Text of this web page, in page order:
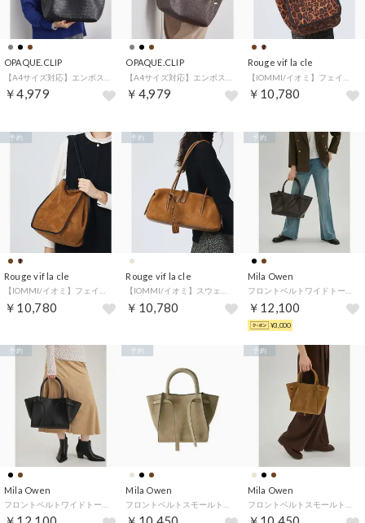
OPAQUE.CLIP
￥4,979
OPAQUE.CLIP
￥4,979
Rouge vif la cle
￥10,780
Rouge vif la cle
￥10,780
予約
Rouge vif la cle
￥10,780
予約
Mila Owen
￥12,100
予約
¥3,000
Mila Owen
予約
Mila Owen
予約
Mila Owen
予約